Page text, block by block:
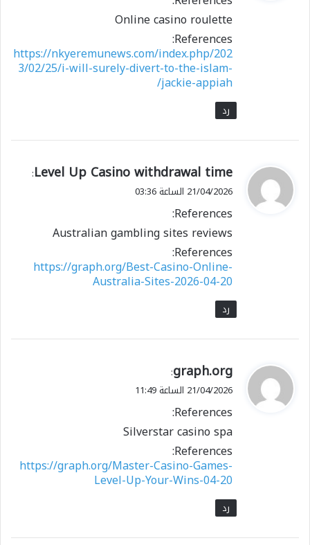
ل
Online casino roulette
References:
https://nkyeremunews.com/index.php/202
3/02/25/i-will-surely-divert-to-the-islam-
jackie-appiah/
رد
ي
ق
ل
Level Up Casino withdrawal time
:
21/04/2026 الساعة 03:36
References:
Australian gambling sites reviews
References:
https://graph.org/Best-Casino-Online-
Australia-Sites-2026-04-20
رد
ي
ق
ل
graph.org
:
21/04/2026 الساعة 11:49
References:
Silverstar casino spa
References:
https://graph.org/Master-Casino-Games-
Level-Up-Your-Wins-04-20
رد